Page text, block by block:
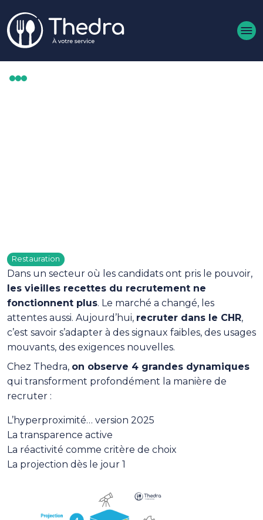
Restauration
Dans un secteur où les candidats ont pris le pouvoir,
les vieilles recettes du recrutement ne
fonctionnent plus. Le marché a changé, les
attentes aussi. Aujourd’hui, recruter dans le CHR,
c’est savoir s’adapter à des signaux faibles, des usages
mouvants, des exigences nouvelles.
Chez Thedra, on observe 4 grandes dynamiques
qui transforment profondément la manière de
recruter :
L’hyperproximité… version 2025
La transparence active
La réactivité comme critère de choix
La projection dès le jour 1